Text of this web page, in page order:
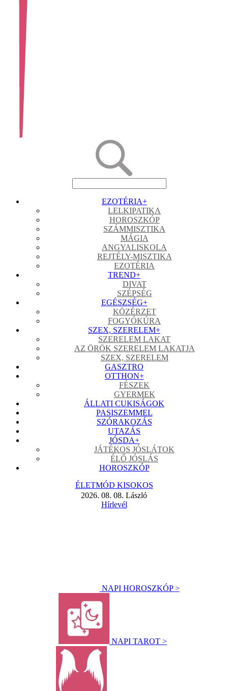
EZOTÉRIA+
LELKIPATIKA
HOROSZKÓP
SZÁMMISZTIKA
MÁGIA
ANGYALISKOLA
REJTÉLY-MISZTIKA
EZOTÉRIA
TREND+
DIVAT
SZÉPSÉG
EGÉSZSÉG+
KÖZÉRZET
FOGYÓKÚRA
SZEX, SZERELEM+
SZERELEM LAKAT
AZ ÖRÖK SZERELEM LAKATJA
SZEX, SZERELEM
GASZTRO
OTTHON+
FÉSZEK
GYERMEK
ÁLLATI CUKISÁGOK
PASISZEMMEL
SZÓRAKOZÁS
UTAZÁS
JÓSDA+
JÁTÉKOS JÓSLÁTOK
ÉLŐ JÓSLÁS
HOROSZKÓP
ÉLETMÓD KISOKOS
2026. 08. 08. László
Hírlevél
NAPI HOROSZKÓP >
NAPI TAROT >